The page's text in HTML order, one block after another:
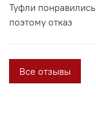
Туфли
поэтому отказ
Все отзывы